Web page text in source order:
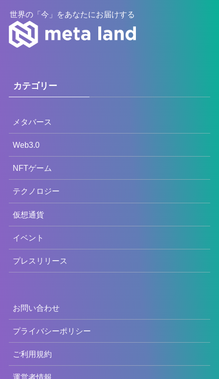
世界の「今」をあなたにお届けする
カテゴリー
メタバース
Web3.0
NFTゲーム
テクノロジー
仮想通貨
イベント
プレスリリース
お問い合わせ
プライバシーポリシー
ご利用規約
運営者情報